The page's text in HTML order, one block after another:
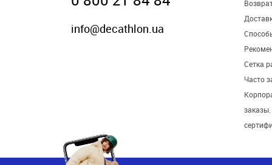
info@decathlon.ua
Сетка
Часто